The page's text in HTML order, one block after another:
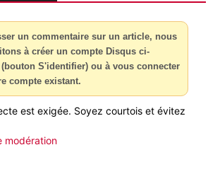
un commentaire sur un article, nous
à créer un compte Disqus ci-
S'identifier) ou à vous connecter
compte existant.
est exigée. Soyez courtois et évitez
modération